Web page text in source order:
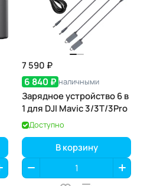
7 590 ₽
6 840 ₽ наличными
Зарядное устройство 6 в
1 для DJI Mavic 3/3T/3Pro
Доступно
В корзину